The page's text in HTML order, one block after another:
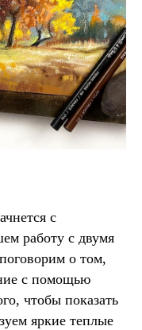
с
работу с двумя
о том,
с помощью
чтобы показать
яркие теплые